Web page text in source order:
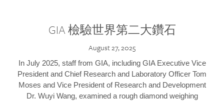
GIA 檢驗世界第二大鑽石
August 27, 2025
In July 2025, staff from GIA, including GIA Executive Vice
President and Chief Research and Laboratory Officer Tom
Moses and Vice President of Research and Development
Dr. Wuyi Wang, examined a rough diamond weighing